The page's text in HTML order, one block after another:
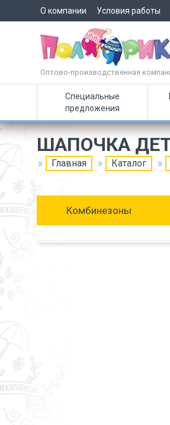
О компании Условия работы
Оптово-производственная
Специальные
предложения
ШАПОЧКА
Главная Каталог
Комбинезоны